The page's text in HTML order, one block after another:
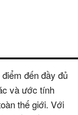
đến đầy đủ
và ước tính
thế giới. Với